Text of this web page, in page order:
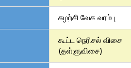
சுழற்சி வேக வரம்பு
கூட்ட நெரிசல் விசை
(தள்ளுவிசை)